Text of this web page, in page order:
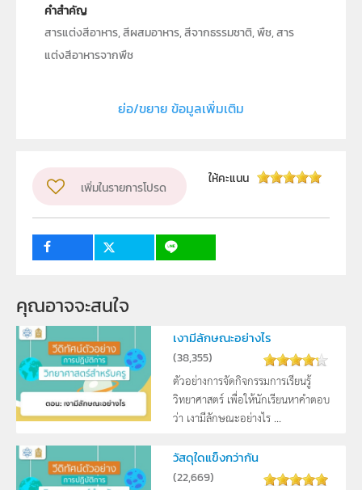
คำสำคัญ
สารแต่งสีอาหาร, สีผสมอาหาร, สีจากธรรมชาติ, พืช, สาร
แต่งสีอาหารจากพืช
สาขาวิทยาศาสตร์ภาคบังคับ
วิชา
วิทยาศาสตร์ทั่วไป
กลุ่มเป้าหมาย
ย่อ/ขยาย ข้อมูลเพิ่มเติม
เพิ่มในรายการโปรด
ให้คะแนน
คุณอาจจะสนใจ
เงามีลักษณะอย่างไร
(38,355)
ตัวอย่างการจัดกิจกรรมการเรียนรู้
วิทยาศาสตร์ เพื่อให้นักเรียนหาคำตอบ
ว่า เงามีลักษณะอย่างไร ...
วัสดุใดแข็งกว่ากัน
(22,669)